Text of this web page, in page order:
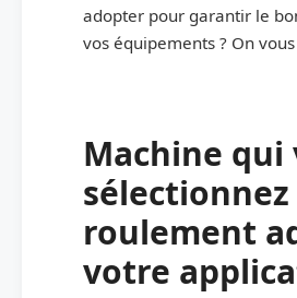
adopter pour garantir le
vos équipements ? On
Machine qui
roulement
votre